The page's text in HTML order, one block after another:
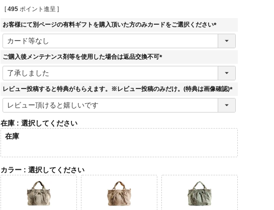
[ 495 ポイント進呈 ]
お客様にて別ページの有料ギフトを購入頂いた方のみカードをご選択ください
(
ご購入後メンテナンス剤等を使用した場合は返品交換不可
(
須
レビュー投稿すると特典がもらえます。※レビュー投稿のみだけ。(特典は画像確認)
(
)
在庫
選択してください
在庫
カラー 選択してください